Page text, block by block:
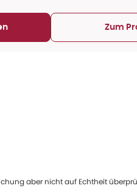
Zum
aber nicht auf Echtheit